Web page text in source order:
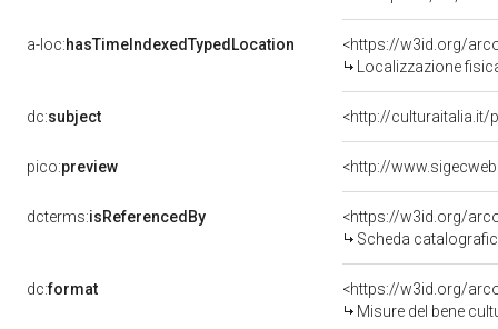
a-loc:hasTimeIndexedTypedLocation
<https://w3id.org/
Localizzazione
dc:subject <http://culturaitalia.it/
pico:preview
dcterms:isReferencedBy
<https://w3id.org/
Scheda
dc:format
<https://w3id.org/
Misure del bene